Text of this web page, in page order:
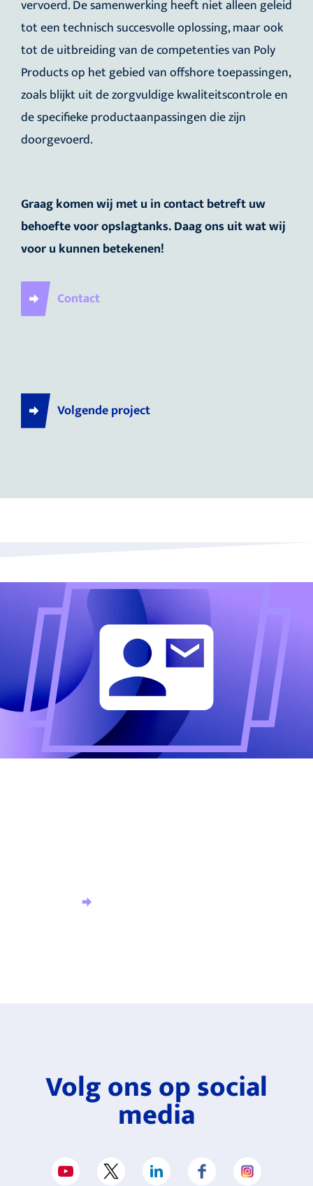
vervoerd. De samenwerking heeft niet alleen geleid
tot een technisch succesvolle oplossing, maar ook
tot de uitbreiding van de competenties van Poly
Products op het gebied van offshore toepassingen,
zoals blijkt uit de zorgvuldige kwaliteitscontrole en
de specifieke productaanpassingen die zijn
doorgevoerd.
Graag komen wij met u in contact betreft uw
behoefte voor opslagtanks. Daag ons uit wat wij
voor u kunnen betekenen!
Contact
Volgende project
Volg ons op social
media